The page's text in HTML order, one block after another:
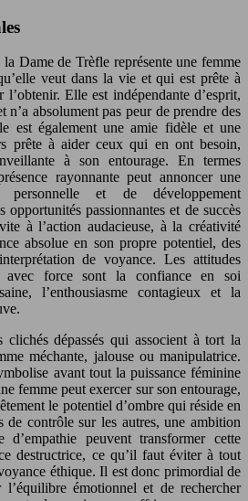
Dame de Trèfle représente une femme
veut dans la vie et qui est prête à
Elle est indépendante d’esprit,
n’a absolument pas peur de prendre des
est également une amie fidèle et une
prête à aider ceux qui en ont besoin,
à son entourage. En termes
rayonnante peut annoncer une
personnelle et de développement
opportunités passionnantes et de succès
à l’action audacieuse, à la créativité
absolue en son propre potentiel, des
de voyance. Les attitudes
avec force sont la confiance en soi
l’enthousiasme contagieux et la
clichés dépassés qui associent à tort la
méchante, jalouse ou manipulatrice.
avant tout la puissance féminine
femme peut exercer sur son entourage,
le potentiel d’ombre qui réside en
de contrôle sur les autres, une ambition
d’empathie peuvent transformer cette
destructrice, ce qu’il faut éviter à tout
éthique. Il est donc primordial de
émotionnel et de rechercher